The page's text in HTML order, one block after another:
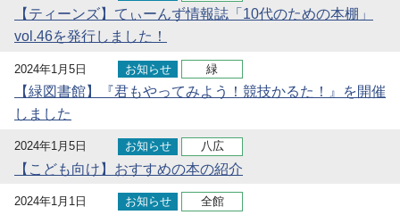
【ティーンズ】てぃーんず情報誌「10代のための本棚」
vol.46を発行しました！
2024年1月5日 お知らせ 緑
【緑図書館】『君もやってみよう！競技かるた！』を開催
しました
2024年1月5日 お知らせ 八広
【こども向け】おすすめの本の紹介
2024年1月1日 お知らせ 全館